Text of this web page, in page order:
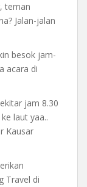
teman
Jalan-jalan
besok jam-
acara di
jam 8.30
laut yaa..
Kausar
Travel di